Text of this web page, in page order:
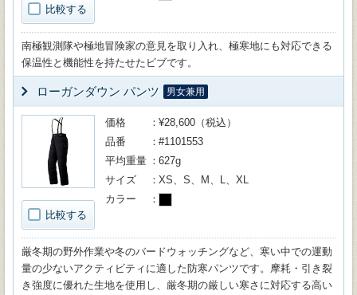
比較する
南極観測隊や極地冒険家の意見を取り入れ、極寒地にも対応できる
保温性と機能性を持たせたビブです。
ローガンダウン パンツ 男女兼用
比較する
価格
¥28,600（税込）
品番
#1101553
平均重量
627g
サイズ
XS、S、M、L、XL
カラー
厳冬期の野外作業や冬のバードウォッチングなど、寒い中での運動
量の少ないアクティビティに適した防寒パンツです。摩耗・引き裂
き強度に優れた生地を使用し、厳冬期の厳しい寒さに対応する高い